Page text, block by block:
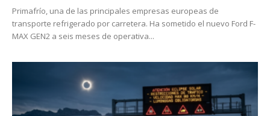
Primafrío, una de las principales empresas europeas de
transporte refrigerado por carretera. Ha sometido el nuevo Ford F-
MAX GEN2 a seis meses de operativa...